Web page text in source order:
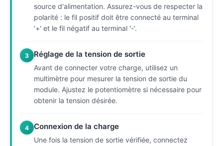
source d'alimentation. Assurez-vous de respecter la
polarité : le fil positif doit être connecté au terminal
'+' et le fil négatif au terminal '-'.
3 Réglage de la tension de sortie
Avant de connecter votre charge, utilisez un
multimètre pour mesurer la tension de sortie du
module. Ajustez le potentiomètre si nécessaire pour
obtenir la tension désirée.
4 Connexion de la charge
Une fois la tension de sortie vérifiée, connectez